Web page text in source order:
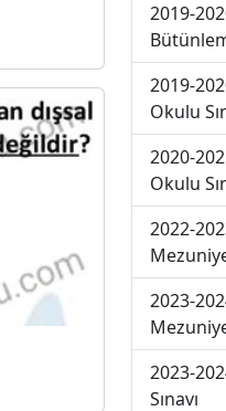
2019-
2019-
Okulu
2020-
Okulu
2022-
2023-
2023-
Sınavı